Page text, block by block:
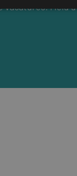
vacatures. Meld u